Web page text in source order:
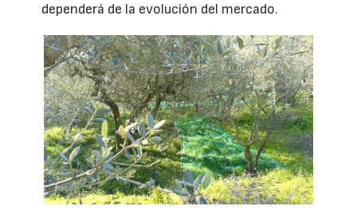
dependerá de la evolución del mercado.